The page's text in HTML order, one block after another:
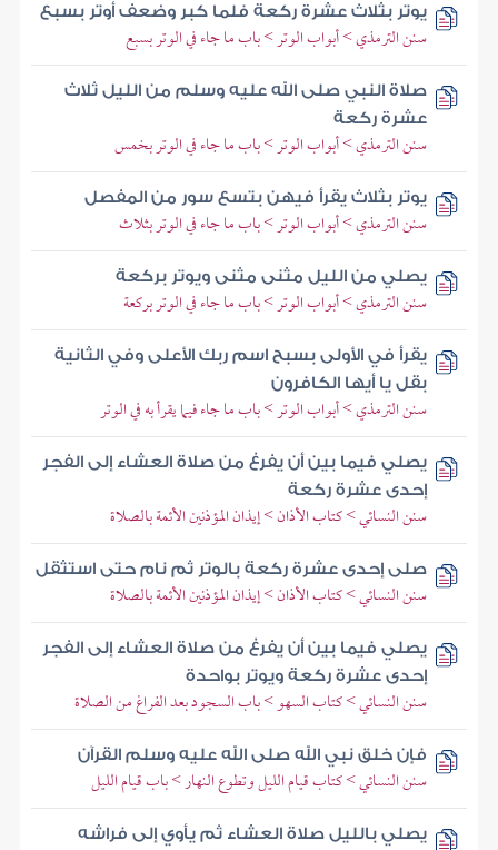
يوتر بثلاث عشرة ركعة فلما كبر وضعف أوتر بسبع
سنن الترمذي > أبواب الوتر > باب ما جاء في الوتر بسبع
صلاة النبي صلى الله عليه وسلم من الليل ثلاث
عشرة ركعة
سنن الترمذي > أبواب الوتر > باب ما جاء في الوتر بخمس
يوتر بثلاث يقرأ فيهن بتسع سور من المفصل
سنن الترمذي > أبواب الوتر > باب ما جاء في الوتر بثلاث
يصلي من الليل مثنى مثنى ويوتر بركعة
سنن الترمذي > أبواب الوتر > باب ما جاء في الوتر بركعة
يقرأ في الأولى بسبح اسم ربك الأعلى وفي الثانية
بقل يا أيها الكافرون
سنن الترمذي > أبواب الوتر > باب ما جاء فيما يقرأ به في الوتر
يصلي فيما بين أن يفرغ من صلاة العشاء إلى الفجر
إحدى عشرة ركعة
سنن النسائي > كتاب الأذان > إيذان المؤذنين الأئمة بالصلاة
صلى إحدى عشرة ركعة بالوتر ثم نام حتى استثقل
سنن النسائي > كتاب الأذان > إيذان المؤذنين الأئمة بالصلاة
يصلي فيما بين أن يفرغ من صلاة العشاء إلى الفجر
إحدى عشرة ركعة ويوتر بواحدة
سنن النسائي > كتاب السهو > باب السجود بعد الفراغ من الصلاة
فإن خلق نبي الله صلى الله عليه وسلم القرآن
سنن النسائي > كتاب قيام الليل وتطوع النهار > باب قيام الليل
يصلي بالليل صلاة العشاء ثم يأوي إلى فراشه